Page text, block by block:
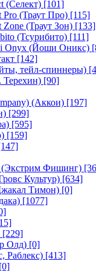
(Селект) [101]
(Траут Про) [115]
(Траут Зон) [133]
(Тсурибито) [111]
Onyx (Йоши Оникс)
[142]
тейл-спиннеры)
[90]
(Аккои) [197]
[299]
[595]
[159]
(Экстрим Фишинг)
Культур) [634]
Тимон) [0]
[1077]
[229]
Олд) [0]
Раблекс) [413]
[0]